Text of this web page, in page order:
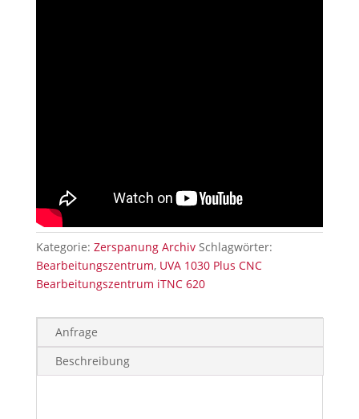
Kategorie: Zerspanung Archiv Schlagwörter:
Bearbeitungszentrum, UVA 1030 Plus CNC
Bearbeitungszentrum iTNC 620
Anfrage
Beschreibung